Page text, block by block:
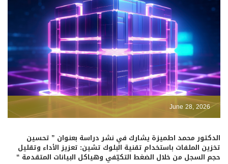
June 28, 2026
الدكتور محمد اطميزة يشارك في نشر دراسة بعنوان ” تحسين
تخزين الملفات باستخدام تقنية البلوك تشين: تعزيز الأداء وتقليل
حجم السجل من خلال الضغط التكيّفي وهياكل البيانات المتقدمة “